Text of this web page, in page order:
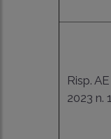
Risp.
2023 n.